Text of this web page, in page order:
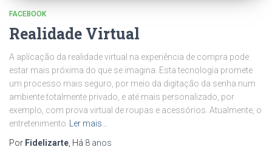
FACEBOOK
Realidade Virtual
A aplicação da realidade virtual na experiência de compra pode
estar mais próxima do que se imagina. Esta tecnologia promete
um processo mais seguro, por meio da digitação da senha num
ambiente totalmente privado, e até mais personalizado, por
exemplo, com prova virtual de roupas e acessórios. Atualmente, o
entretenimento
Ler mais…
Por Fidelizarte , Há 8 anos